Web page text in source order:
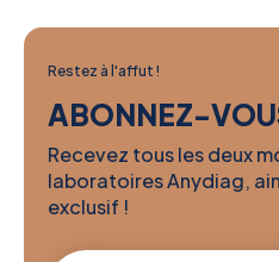
Restez à l'affut !
ABONNEZ-
Recevez tous les deux
laboratoires Anydiag,
exclusif !